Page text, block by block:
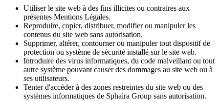
Utiliser le site web à des fins illicites ou contraires aux
présentes Mentions Légales.
Reproduire, copier, distribuer, modifier ou manipuler les
contenus du site web sans autorisation.
Supprimer, altérer, contourner ou manipuler tout dispositif de
protection ou système de sécurité installé sur le site web.
Introduire des virus informatiques, du code malveillant ou tout
autre système pouvant causer des dommages au site web ou à
ses utilisateurs.
Tenter d'accéder à des zones restreintes du site web ou des
systèmes informatiques de Sphaira Group sans autorisation.